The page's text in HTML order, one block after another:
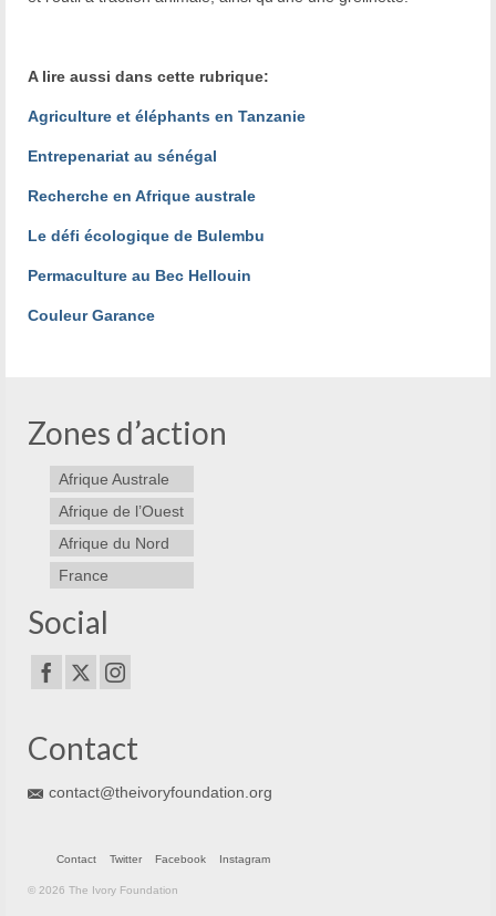
A lire aussi dans cette rubrique:
Agriculture et éléphants en Tanzanie
Entrepenariat au sénégal
Recherche en Afrique australe
Le défi écologique de Bulembu
Permaculture au Bec Hellouin
Couleur Garance
Zones d’action
Afrique Australe
Afrique de l’Ouest
Afrique du Nord
France
Social
Contact
contact@theivoryfoundation.org
Contact Twitter Facebook Instagram
© 2026 The Ivory Foundation